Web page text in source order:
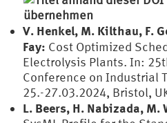
V. Henkel, M. Kilthau, F.
Fay: Cost Optimized
Electrolysis Plants. In:
Conference on Industrial
25.-27.03.2024, Bristol,
L. Beers, H. Nabizada, M.